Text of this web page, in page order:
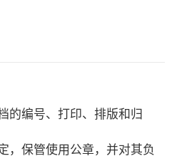
的编号、打印、排版和归
，保管使用公章，并对其负